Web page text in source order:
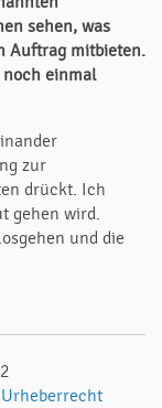
sehen, was
Auftrag mitbieten.
noch einmal
zur
drückt. Ich
gehen wird.
und die
Urheberrecht